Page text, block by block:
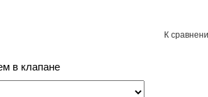
К
в клапане